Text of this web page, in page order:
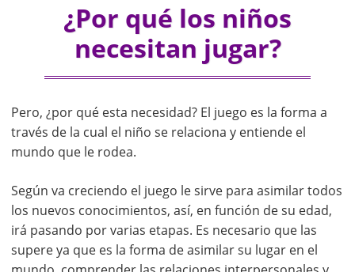
¿Por qué los niños
necesitan jugar?
Pero, ¿por qué esta necesidad? El juego es la forma a
través de la cual el niño se relaciona y entiende el
mundo que le rodea.
Según va creciendo el juego le sirve para asimilar todos
los nuevos conocimientos, así, en función de su edad,
irá pasando por varias etapas. Es necesario que las
supere ya que es la forma de asimilar su lugar en el